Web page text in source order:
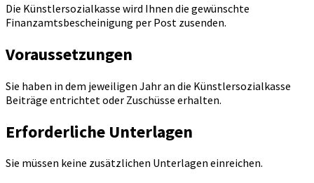
Die Künstlersozialkasse wird Ihnen die gewünschte
Finanzamtsbescheinigung per Post zusenden.
Voraussetzungen
Sie haben in dem jeweiligen Jahr an die Künstlersozialkasse
Beiträge entrichtet oder Zuschüsse erhalten.
Erforderliche Unterlagen
Sie müssen keine zusätzlichen Unterlagen einreichen.